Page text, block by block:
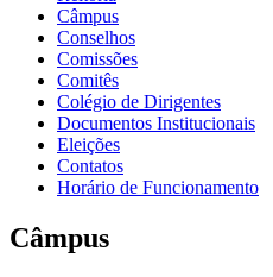
Câmpus
Conselhos
Comissões
Comitês
Colégio de Dirigentes
Documentos Institucionais
Eleições
Contatos
Horário de Funcionamento
Câmpus